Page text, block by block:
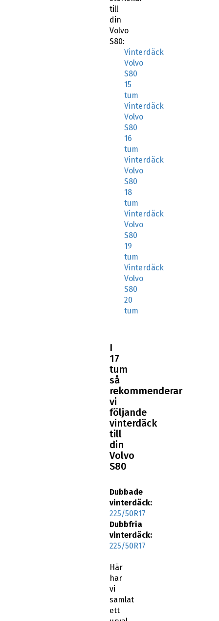
till
din
Volvo
S80:
Vinterdäck
Volvo
S80
15
tum
Vinterdäck
Volvo
S80
16
tum
Vinterdäck
Volvo
S80
18
tum
Vinterdäck
Volvo
S80
19
tum
Vinterdäck
Volvo
S80
20
tum
I
17
tum
så
rekommenderar
vi
följande
vinterdäck
till
din
Volvo
S80
Dubbade
vinterdäck:
225/50R17
Dubbfria
vinterdäck:
225/50R17
Här
har
vi
samlat
ett